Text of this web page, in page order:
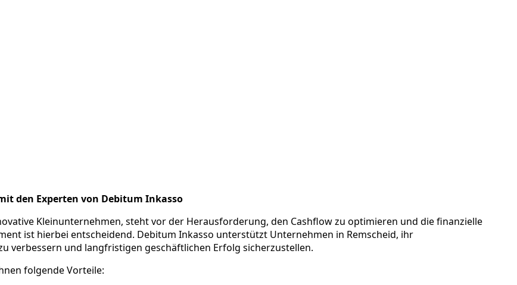
den Experten von Debitum Inkasso
Kleinunternehmen, steht vor der Herausforderung, den Cashflow zu optimieren und die finanzielle
ist hierbei entscheidend. Debitum Inkasso unterstützt Unternehmen in Remscheid, ihr
verbessern und langfristigen geschäftlichen Erfolg sicherzustellen.
folgende Vorteile: